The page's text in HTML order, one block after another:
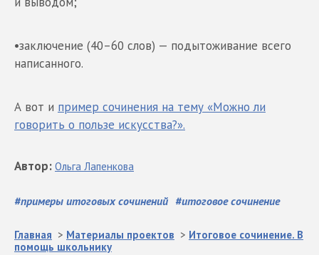
•заключение (40–60 слов) — подытоживание всего
написанного.
А вот и пример сочинения на тему «Можно ли
говорить о пользе искусства?».
#примеры итоговых сочинений #итоговое сочинение
Автор: Ольга Лапенкова
Главная > Материалы проектов > Итоговое сочинение. В
помощь школьнику